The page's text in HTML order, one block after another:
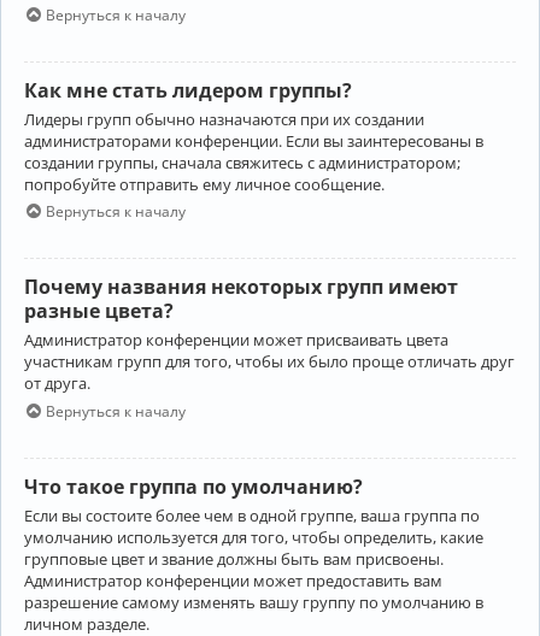
Вернуться к началу
Как мне стать лидером группы?
Лидеры групп обычно назначаются при их создании
администраторами конференции. Если вы заинтересованы в
создании группы, сначала свяжитесь с администратором;
попробуйте отправить ему личное сообщение.
Вернуться к началу
Почему названия некоторых групп имеют
разные цвета?
Администратор конференции может присваивать цвета
участникам групп для того, чтобы их было проще отличать друг
от друга.
Вернуться к началу
Что такое группа по умолчанию?
Если вы состоите более чем в одной группе, ваша группа по
умолчанию используется для того, чтобы определить, какие
групповые цвет и звание должны быть вам присвоены.
Администратор конференции может предоставить вам
разрешение самому изменять вашу группу по умолчанию в
личном разделе.